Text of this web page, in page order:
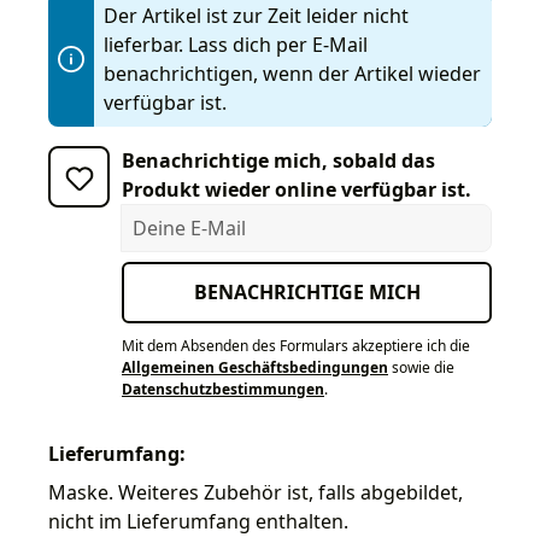
Der Artikel ist zur Zeit leider nicht
lieferbar. Lass dich per E-Mail
benachrichtigen, wenn der Artikel wieder
verfügbar ist.
Benachrichtige mich, sobald das
Produkt wieder online verfügbar ist.
Deine E-Mail
BENACHRICHTIGE MICH
Mit dem Absenden des Formulars akzeptiere ich die
Allgemeinen Geschäftsbedingungen sowie die
Datenschutzbestimmungen.
Lieferumfang:
Maske. Weiteres Zubehör ist, falls abgebildet,
nicht im Lieferumfang enthalten.